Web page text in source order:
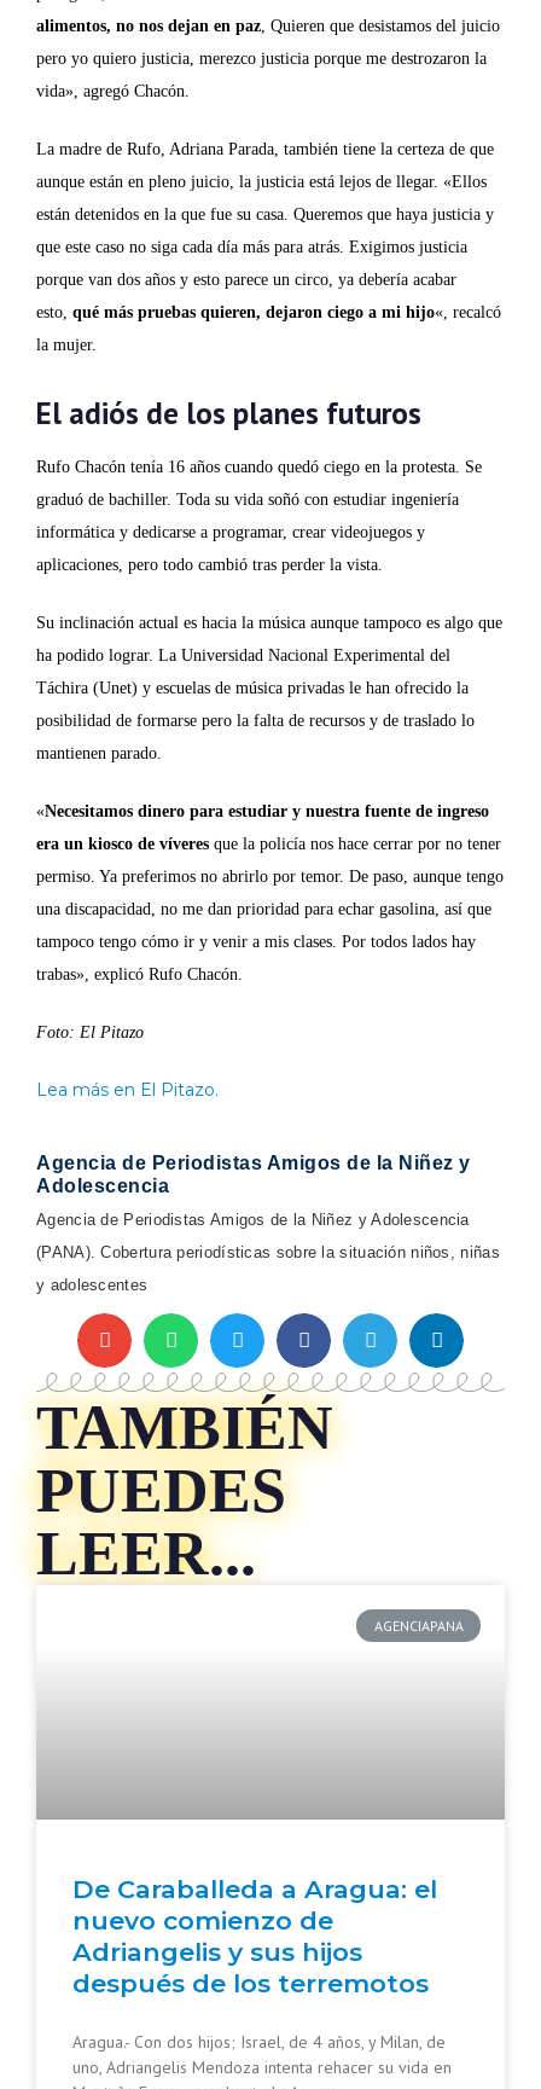
alimentos, no nos dejan en paz , Quieren que desistamos del juicio
pero yo quiero justicia, merezco justicia porque me destrozaron la
vida», agregó Chacón.
La madre de Rufo, Adriana Parada, también tiene la certeza de que
aunque están en pleno juicio, la justicia está lejos de llegar. «Ellos
están detenidos en la que fue su casa. Queremos que haya justicia y
que este caso no siga cada día más para atrás. Exigimos justicia
porque van dos años y esto parece un circo, ya debería acabar
esto, qué más pruebas quieren, dejaron ciego a mi hijo«, recalcó
la mujer.
El adiós de los planes futuros
Rufo Chacón tenía 16 años cuando quedó ciego en la protesta. Se
graduó de bachiller. Toda su vida soñó con estudiar ingeniería
informática y dedicarse a programar, crear videojuegos y
aplicaciones, pero todo cambió tras perder la vista.
Su inclinación actual es hacia la música aunque tampoco es algo que
ha podido lograr. La Universidad Nacional Experimental del
Táchira (Unet) y escuelas de música privadas le han ofrecido la
posibilidad de formarse pero la falta de recursos y de traslado lo
mantienen parado.
«Necesitamos dinero para estudiar y nuestra fuente de ingreso
era un kiosco de víveres que la policía nos hace cerrar por no tener
permiso. Ya preferimos no abrirlo por temor. De paso, aunque tengo
una discapacidad, no me dan prioridad para echar gasolina, así que
tampoco tengo cómo ir y venir a mis clases. Por todos lados hay
trabas», explicó Rufo Chacón.
Foto: El Pitazo
Lea más en El Pitazo.
Agencia de Periodistas Amigos de la Niñez y
Adolescencia
Agencia de Periodistas Amigos de la Niñez y Adolescencia
(PANA). Cobertura periodísticas sobre la situación niños, niñas
y adolescentes
TAMBIÉN
PUEDES
LEER...
AGENCIAPANA
De Caraballeda a Aragua: el
nuevo comienzo de
Adriangelis y sus hijos
después de los terremotos
Aragua.- Con dos hijos; Israel, de 4 años, y Milan, de
uno, Adriangelis Mendoza intenta rehacer su vida en